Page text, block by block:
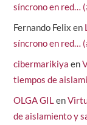
síncrono en red…
Fernando Felix en
síncrono en red…
cibermarikiya en
tiempos de
OLGA GILen
de aislamiento y